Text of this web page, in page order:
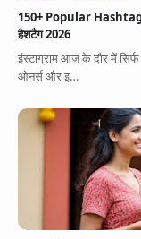
150+ Popular
हैशटैग 2026
इंस्टाग्राम आज के दौर में सिर्फ
ओनर्स और इ…